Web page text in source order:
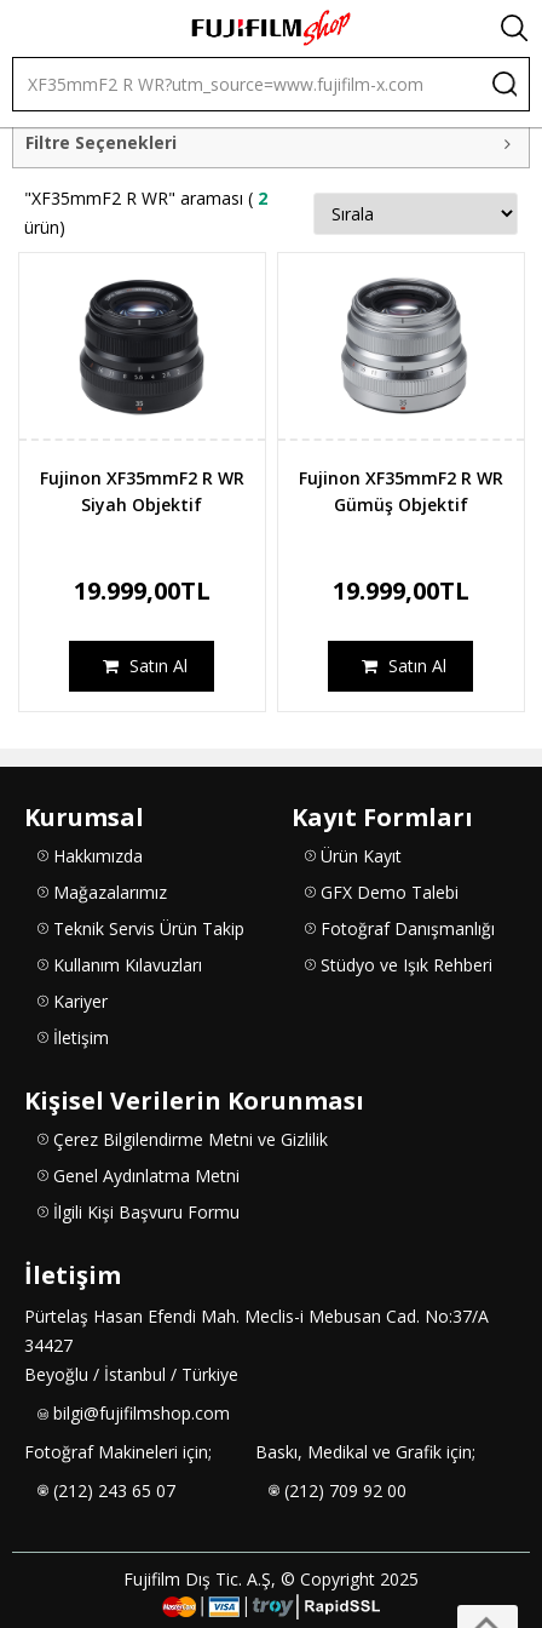
Filtre Seçenekleri
"XF35mmF2 R WR" araması ( 2
ürün)
Fujinon XF35mmF2 R WR
Siyah Objektif
19.999,00TL
Satın Al
Fujinon XF35mmF2 R WR
Gümüş Objektif
19.999,00TL
Satın Al
Kurumsal
Hakkımızda
Mağazalarımız
Teknik Servis Ürün Takip
Kullanım Kılavuzları
Kariyer
İletişim
Kayıt Formları
Ürün Kayıt
GFX Demo Talebi
Fotoğraf Danışmanlığı
Stüdyo ve Işık Rehberi
Kişisel Verilerin Korunması
Çerez Bilgilendirme Metni ve Gizlilik
Genel Aydınlatma Metni
İlgili Kişi Başvuru Formu
İletişim
Pürtelaş Hasan Efendi Mah. Meclis-i Mebusan Cad. No:37/A
34427
Beyoğlu / İstanbul / Türkiye
bilgi@fujifilmshop.com
Fotoğraf Makineleri için;
(212) 243 65 07
Baskı, Medikal ve Grafik için;
(212) 709 92 00
Fujifilm Dış Tic. A.Ş, © Copyright 2025